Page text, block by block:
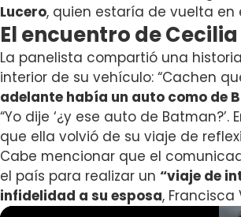
Lucero, quien estaría de vuelta en
El encuentro de
La panelista compartió una
interior de su vehículo: “Cachen
adelante había un auto como de
“Yo dije ‘¿y ese auto de Batman?’.
que ella volvió de su viaje de
Cabe mencionar que el
el país para realizar un “viaje de
infidelidad a su esposa, Francisca